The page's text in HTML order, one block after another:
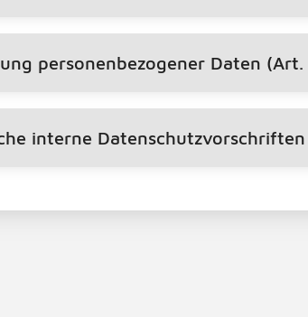
personenbezogener Daten (Art.
interne Datenschutzvorschriften